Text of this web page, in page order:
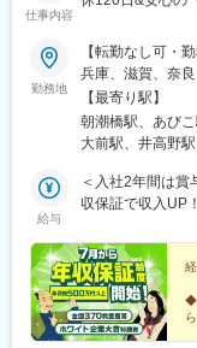
仕事内容
勤務地
【転勤なし可・
兵庫、滋賀、奈
エリア総合職・
域限定職の場合
各都府県の地域
市北区東天満1-
セス／JR「大阪
ため、各教室の
【最寄り駅】
朝潮橋駅、あび
大前駅、井高野
駅、大和田駅(大
住道駅、加美駅
駅、北田辺駅、
矢田駅(大阪府)、
御殿山駅、岡町
駅、正雀駅、庄
駅、瑞光四丁目
給与
＜入社2年間は
収保証で収入UP
年収851万円/次
当+賞与(237万円
収564万円/リー
職/手当+賞与(93
～35万円経験者
◆